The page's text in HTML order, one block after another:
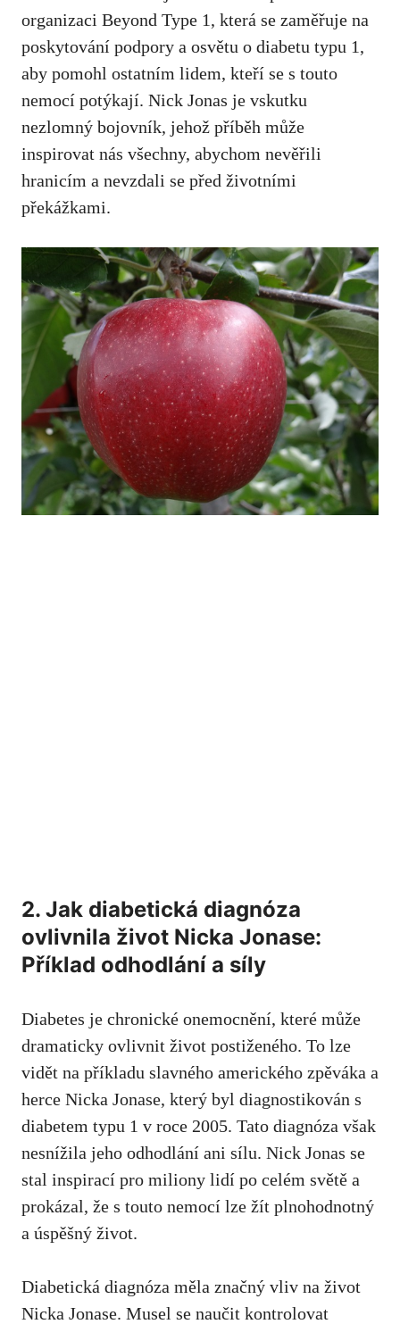
organizaci Beyond Type⁤ 1, která se zaměřuje⁣ na​
poskytování podpory a ‍osvětu o ⁢diabetu typu 1,
aby pomohl ostatním lidem, kteří se s touto ​
nemocí potýkají. Nick Jonas je vskutku
nezlomný bojovník, ‌jehož příběh může
‌inspirovat nás všechny, abychom nevěřili​
hranicím a nevzdali se⁤ před životními⁤
překážkami.
2. Jak diabetická diagnóza‍
ovlivnila život ⁢Nicka ⁣Jonase:⁤
Příklad ‍odhodlání ‍a ‍síly
Diabetes je chronické onemocnění, které ⁢může
dramaticky‍ ovlivnit život postiženého. To lze
vidět​ na příkladu ‌slavného​ amerického zpěváka a
herce⁣ Nicka Jonase, ‌který byl diagnostikován s
diabetem ⁣typu 1 v roce ⁣2005.‌ Tato diagnóza však
nesnížila jeho odhodlání ani ⁢sílu. Nick Jonas se
stal inspirací pro⁤ miliony lidí po‌ celém světě a
prokázal, že‌ s touto nemocí‍ lze žít plnohodnotný
a ‍úspěšný‍ život.
Diabetická diagnóza měla značný vliv na život⁤
Nicka Jonase. Musel se⁤ naučit kontrolovat